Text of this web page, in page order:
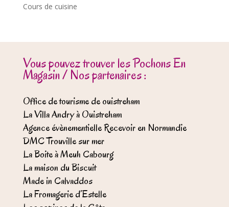
Cours de cuisine
Vous pouvez trouver les Pochons En
Magasin / Nos partenaires :
Office de tourisme de ouistreham
La Villa Andry à Ouistreham
Agence évènementielle Recevoir en Normandie
DMC Trouville sur mer
La Boite à Meuh Cabourg
La maison du Biscuit
Made in Calvaddos
La Fromagerie d’Estelle